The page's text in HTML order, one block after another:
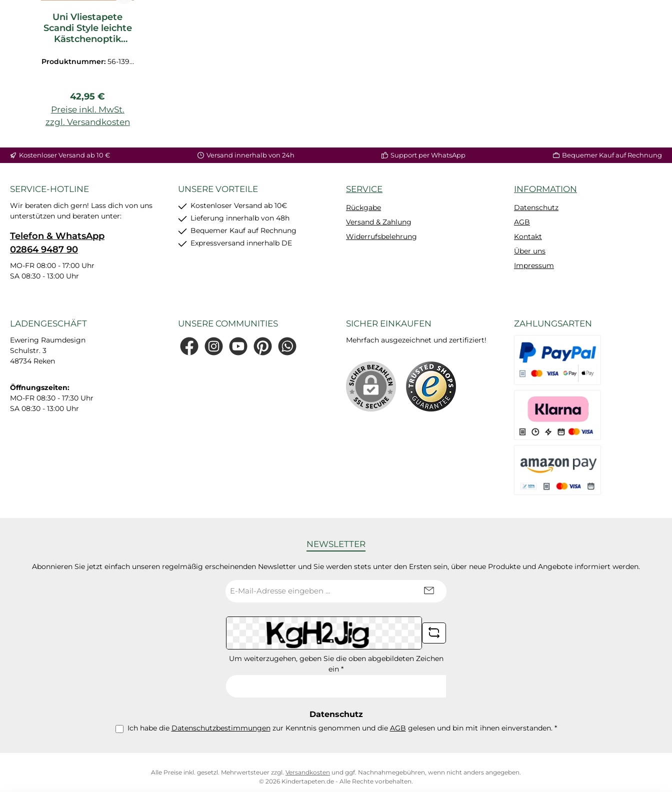
Uni Vliestapete
Scandi Style leichte
Kästchenoptik
Produktnummer: 56-1394
Regulärer Preis:
42,95 €
Preise inkl. MwSt.
zzgl. Versandkosten
Kostenloser Versand ab 10 € Versand innerhalb von 24h Support per WhatsApp Bequemer Kauf auf Rechnung
SERVICE-HOTLINE
Wir beraten dich gern! Lass dich von uns
unterstützen und beraten unter:
Telefon & WhatsApp
02864 9487 90
MO-FR 08:00 - 17:00 Uhr
SA 08:30 - 13:00 Uhr
UNSERE VORTEILE
Kostenloser Versand ab 10€
Lieferung innerhalb von 48h
Bequemer Kauf auf Rechnung
Expressversand innerhalb DE
SERVICE
Rückgabe
Versand & Zahlung
Widerrufsbelehrung
INFORMATION
Datenschutz
AGB
Kontakt
Über uns
Impressum
LADENGESCHÄFT
Ewering Raumdesign
Schulstr. 3
48734 Reken
Öffnungszeiten:
MO-FR 08:30 - 17:30 Uhr
SA 08:30 - 13:00 Uhr
UNSERE COMMUNITIES
FacebookInstagramYouTubePinterestWhatsApp
SICHER EINKAUFEN
Mehrfach ausgezeichnet und zertifiziert!
ZAHLUNGSARTEN
NEWSLETTER
Abonnieren Sie jetzt einfach unseren regelmäßig erscheinenden Newsletter und Sie werden stets unter den Ersten sein, über neue Produkte und Angebote informiert werden.
Mail-
*
Um weiterzugehen, geben Sie die oben abgebildeten Zeichen
ein *
Datenschutz
Ich habe die Datenschutzbestimmungenzur Kenntnis genommen und die AGB gelesen und bin mit ihnen einverstanden. *
Alle Preise inkl. gesetzl. Mehrwertsteuer zzgl. Versandkosten und ggf. Nachnahmegebühren, wenn nicht anders angegeben.
© 2026 Kindertapeten.de - Alle Rechte vorbehalten.